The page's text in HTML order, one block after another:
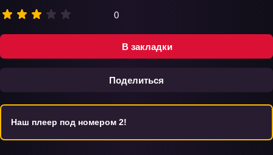
В закладки
Поделиться
0
Наш плеер под номером 2!